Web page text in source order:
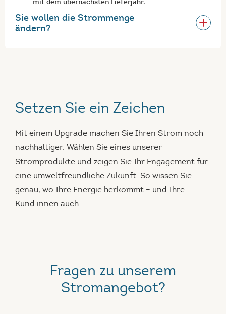
Sie wollen die Strommenge
ändern?
Setzen Sie ein Zeichen
Mit einem Upgrade machen Sie Ihren Strom noch
nachhaltiger. Wählen Sie eines unserer
Stromprodukte und zeigen Sie Ihr Engagement für
eine umweltfreundliche Zukunft. So wissen Sie
genau, wo Ihre Energie herkommt – und Ihre
Kund:innen auch.
Fragen zu unserem
Stromangebot?